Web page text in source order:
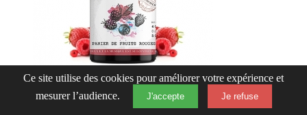
Panier de fruits rouges 50ml
Ce site utilise des cookies pour améliorer votre expérience et
mesurer l’audience.
J'accepte Je refuse